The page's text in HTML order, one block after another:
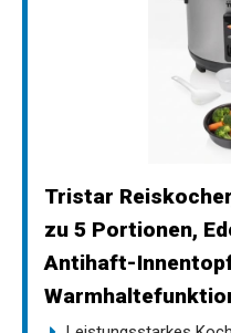
Tristar
zu 5 Portionen,
Antihaft-